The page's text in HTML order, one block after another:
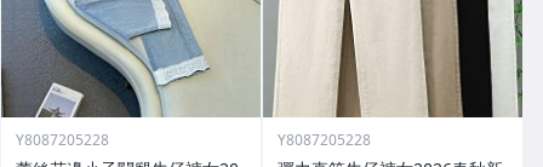
Y8087205228 Y8087205228